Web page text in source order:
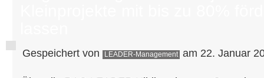
Gespeichert von LEADER-Management am 22. Januar